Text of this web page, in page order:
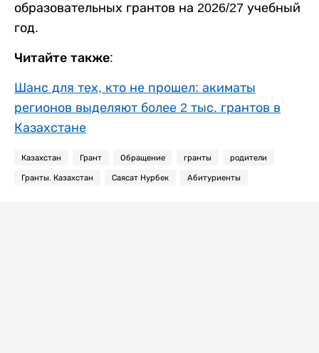
образовательных грантов на 2026/27 учебный
год.
Читайте также:
Шанс для тех, кто не прошел: акиматы
регионов выделяют более 2 тыс. грантов в
Казахстане
Казахстан Грант Обращение гранты родители
Гранты. Казахстан Саясат Нурбек Абитуриенты